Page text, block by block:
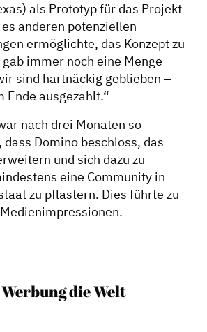
als Prototyp für das Projekt
anderen potenziellen
ermöglichte, das Konzept zu
immer noch eine Menge
sind hartnäckig geblieben –
Ende ausgezahlt.“
nach drei Monaten so
Domino beschloss, das
und sich dazu zu
eine Community in
zu pflastern. Dies führte zu
die Welt